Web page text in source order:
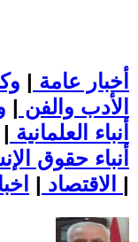
أخبار عامة |
الأدب والفن |
أنباء العلمانية |
أنباء حقوق
الاقتصاد | |